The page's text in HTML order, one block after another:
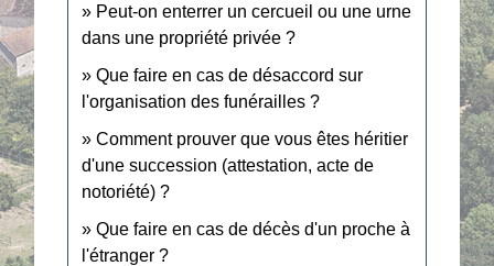
Peut-on enterrer un cercueil ou une urne
dans une propriété privée ?
Que faire en cas de désaccord sur
l'organisation des funérailles ?
Comment prouver que vous êtes héritier
d'une succession (attestation, acte de
notoriété) ?
Que faire en cas de décès d'un proche à
l'étranger ?